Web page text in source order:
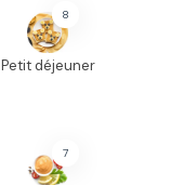
8
Petit déjeuner
7